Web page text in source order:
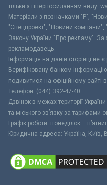
тільки з гіперпосиланням виду:
Матеріали з позначками "Р",
"Спецпроект", "Новини
Закону України "Про рекламу". За
рекламодавець.
Інформація на даній сторінці не
Верифіковану банком
подивитися на офіційному сайті
Телефон: (044) 392-47-40
Дзвінок в межах території
та міського зв’язку за тарифами
Графік роботи: понеділок –
Юридична адреса: Україна, Київ,